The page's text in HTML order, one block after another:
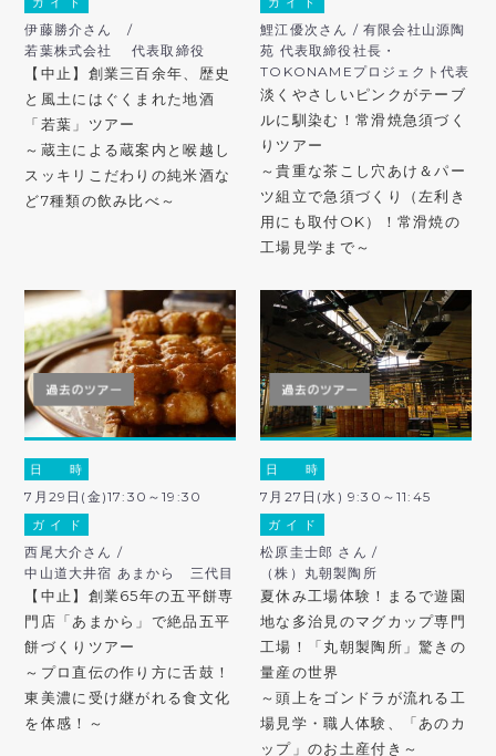
伊藤勝介さん /
若葉株式会社 代表取締役
【中止】創業三百余年、歴史
と風土にはぐくまれた地酒
「若葉」ツアー
～蔵主による蔵案内と喉越し
スッキリこだわりの純米酒な
ど7種類の飲み比べ～
鯉江優次さん / 有限会社山源陶
苑 代表取締役社長・
TOKONAMEプロジェクト代表
淡くやさしいピンクがテーブ
ルに馴染む！常滑焼急須づく
りツアー
～貴重な茶こし穴あけ＆パー
ツ組立で急須づくり（左利き
用にも取付OK）！常滑焼の
工場見学まで～
日 時
7月29日(金)17:30～19:30
ガ イ ド
西尾大介さん /
中山道大井宿 あまから 三代目
【中止】創業65年の五平餅専
門店「あまから」で絶品五平
餅づくりツアー
～プロ直伝の作り方に舌鼓！
東美濃に受け継がれる食文化
を体感！～
日 時
7月27日(水) 9:30～11:45
ガ イ ド
松原圭士郎 さん /
（株）丸朝製陶所
夏休み工場体験！まるで遊園
地な多治見のマグカップ専門
工場！「丸朝製陶所」驚きの
量産の世界
～頭上をゴンドラが流れる工
場見学・職人体験、「あのカ
ップ」のお土産付き～